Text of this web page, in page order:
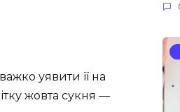
уявити її на
жовта сукня —